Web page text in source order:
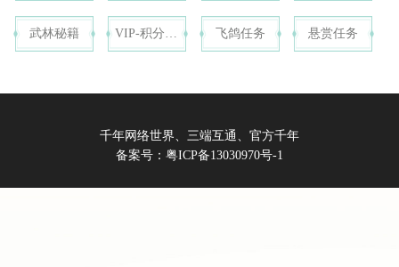
武林秘籍 VIP-积分获得 飞鸽任务 悬赏任务
千年网络世界、三端互通、官方千年
备案号：粤ICP备13030970号-1